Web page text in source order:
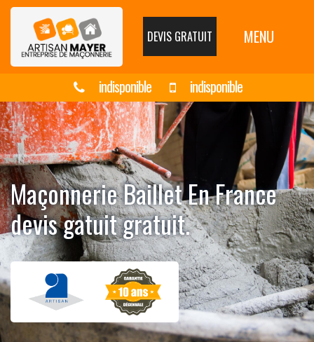
DEVIS GRATUIT MENU
indisponible indisponible
Maçonnerie Baillet En France
devis gatuit gratuit.